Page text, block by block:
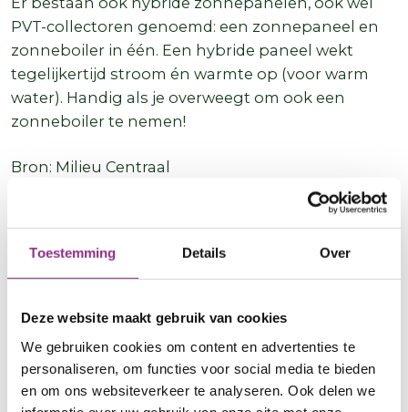
Toestemming Details Over
Deze website maakt gebruik van cookies
We gebruiken cookies om content en advertenties te
personaliseren, om functies voor social media te bieden
en om ons websiteverkeer te analyseren. Ook delen we
PVT-collectoren genoemd: een zonnepaneel en
zonneboiler in één. Een hybride paneel wekt
tegelijkertijd stroom én warmte op (voor warm
water). Handig als je overweegt om ook een
zonneboiler te nemen!
Bron: Milieu Centraal
Bouwvergunning
vergunning (officieel ‘Omgevingsvergunning
wel. Bijvoorbeeld als je woning een monument is
of een beschermd stads- of dorpsgezicht. Vraag
dit na bij je gemeente of doe de vergunningcheck